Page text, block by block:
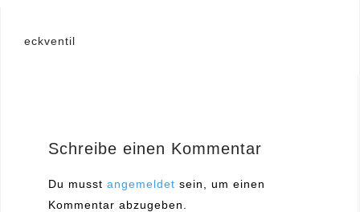
Beitragsnavigation
eckventil
Schreibe einen Kommentar
Du musst angemeldet sein, um einen
Kommentar abzugeben.